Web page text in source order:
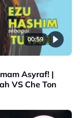
00:59
Asyraf! |
VS Che Ton